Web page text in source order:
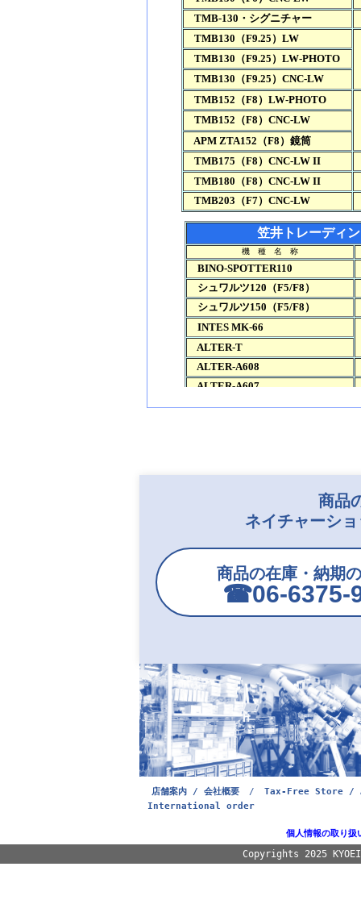
商品
ネイチャーシ
商品の在庫・納期
☎︎06-6375-
店舗案内 / 会社概要 /
Tax-Free Store /
International order
個人情報の取り扱
Copyrights 2025